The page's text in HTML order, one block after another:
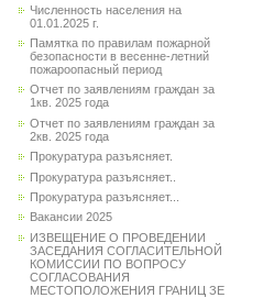
Численность населения на
01.01.2025 г.
Памятка по правилам пожарной
безопасности в весенне-летний
пожароопасный период
Отчет по заявлениям граждан за
1кв. 2025 года
Отчет по заявлениям граждан за
2кв. 2025 года
Прокуратура разъясняет.
Прокуратура разъясняет..
Прокуратура разъясняет...
Вакансии 2025
ИЗВЕЩЕНИЕ О ПРОВЕДЕНИИ
ЗАСЕДАНИЯ СОГЛАСИТЕЛЬНОЙ
КОМИССИИ ПО ВОПРОСУ
СОГЛАСОВАНИЯ
МЕСТОПОЛОЖЕНИЯ ГРАНИЦ ЗЕ